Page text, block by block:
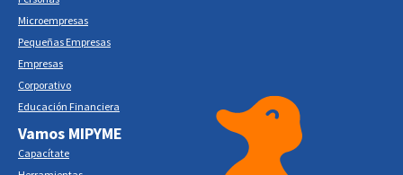
Microempresas
Pequeñas Empresas
Empresas
Corporativo
Educación Financiera
Vamos MIPYME
Capacítate